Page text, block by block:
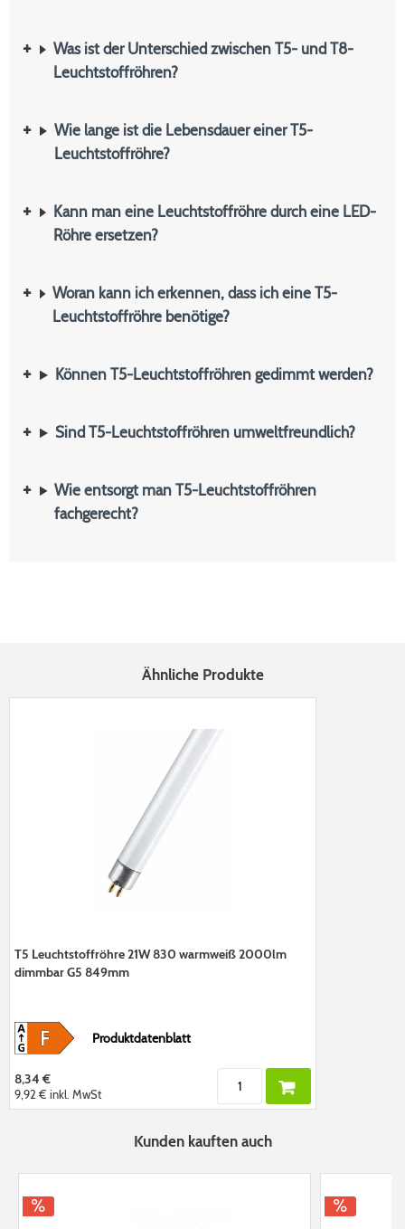
Was ist der Unterschied zwischen T5- und T8-
Leuchtstoffröhren?
Wie lange ist die Lebensdauer einer T5-
Leuchtstoffröhre?
Kann man eine Leuchtstoffröhre durch eine LED-
Röhre ersetzen?
Woran kann ich erkennen, dass ich eine T5-
Leuchtstoffröhre benötige?
Können T5-Leuchtstoffröhren gedimmt werden?
Sind T5-Leuchtstoffröhren umweltfreundlich?
Wie entsorgt man T5-Leuchtstoffröhren
fachgerecht?
Ähnliche Produkte
T5 Leuchtstoffröhre 21W 830 warmweiß 2000lm
dimmbar G5 849mm
Produktdatenblatt
8,34 €
9,92 € inkl. MwSt
Kunden kauften auch